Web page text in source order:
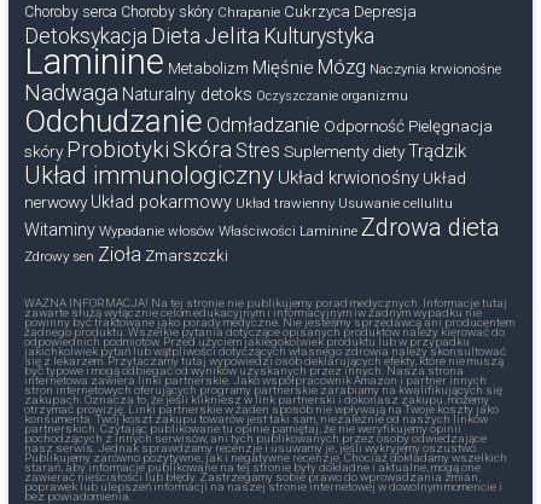
Choroby serca Choroby skóry Chrapanie Cukrzyca Depresja
Detoksykacja Dieta Jelita Kulturystyka
Laminine Metabolizm Mięśnie Mózg Naczynia krwionośne
Nadwaga Naturalny detoks Oczyszczanie organizmu
Odchudzanie Odmładzanie Odporność Pielęgnacja
skóry Probiotyki Skóra Stres Suplementy diety Trądzik
Układ immunologiczny Układ krwionośny Układ
nerwowy Układ pokarmowy Układ trawienny Usuwanie cellulitu
Witaminy Wypadanie włosów Właściwości Laminine Zdrowa dieta
Zdrowy sen Zioła Zmarszczki
WAŻNA INFORMACJA! Na tej stronie nie publikujemy porad medycznych. Informacje tutaj
zawarte służą wyłącznie celom edukacyjnym i informacyjnym iw żadnym wypadku nie
powinny być traktowane jako porady medyczne. Nie jesteśmy sprzedawcą ani producentem
żadnego produktu. Wszelkie pytania dotyczące opisanych produktów należy kierować do
odpowiednich podmiotów. Przed użyciem jakiegokolwiek produktu lub w przypadku
jakichkolwiek pytań lub wątpliwości dotyczących własnego zdrowia należy skonsultować
się z lekarzem. Przytaczamy tutaj wypowiedzi osób deklarujących efekty, które nie muszą
być typowe i mogą odbiegać od wyników uzyskanych przez innych. Nasza strona
internetowa zawiera linki partnerskie. Jako współpracownik Amazon i partner innych
stron internetowych oferujących programy partnerskie zarabiamy na kwalifikujących się
zakupach. Oznacza to, że jeśli klikniesz w link partnerski i dokonasz zakupu, możemy
otrzymać prowizję. Linki partnerskie w żaden sposób nie wpływają na Twoje koszty jako
konsumenta. Twój koszt zakupu towarów jest taki sam, niezależnie od naszych linków
partnerskich. Czytając publikowane tu opinie pamiętaj, że nie weryfikujemy opinii
pochodzących z innych serwisów, ani tych publikowanych przez osoby odwiedzające
nasz serwis. Jednak sprawdzamy recenzje i usuwamy je, jeśli wykryjemy oszustwo.
Publikujemy zarówno pozytywne, jak i negatywne recenzje. Chociaż dokładamy wszelkich
starań, aby informacje publikowane na tej stronie były dokładne i aktualne, mogą one
zawierać nieścisłości lub błędy. Zastrzegamy sobie prawo do wprowadzania zmian,
poprawek lub ulepszeń informacji na naszej stronie internetowej w dowolnym momencie i
bez powiadomienia.